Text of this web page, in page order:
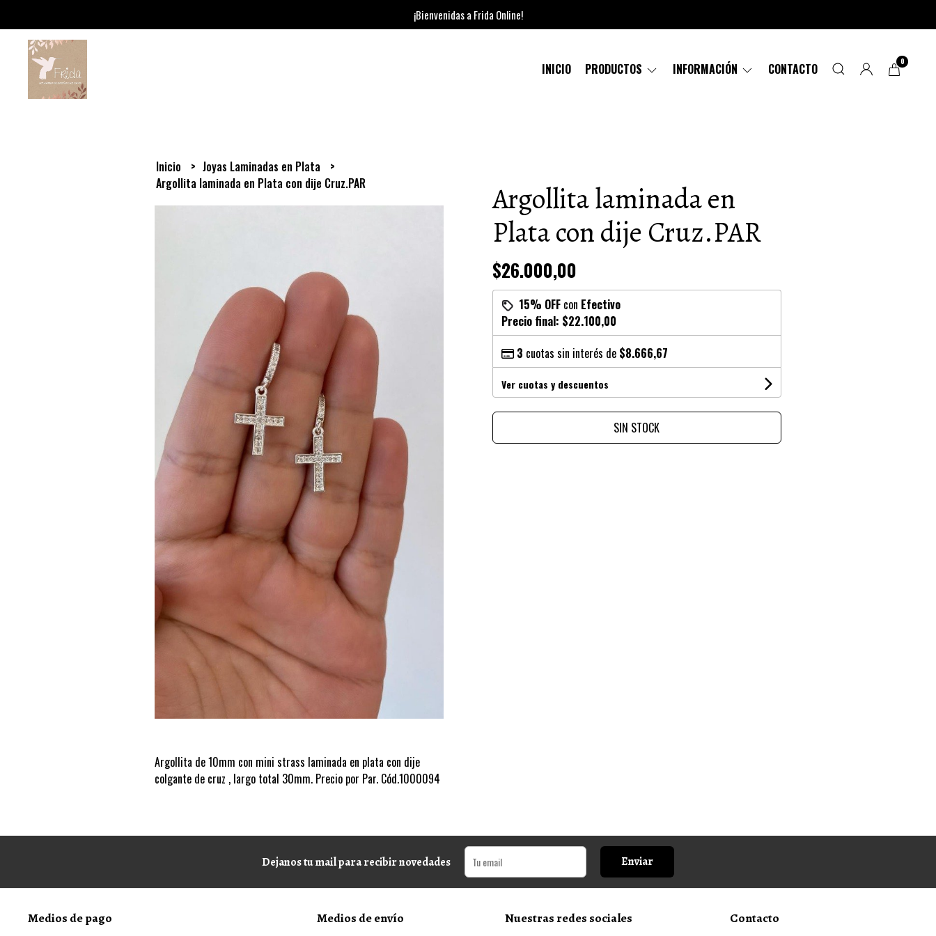
¡Bienvenidas a Frida Online!
INICIO PRODUCTOS INFORMACIÓN CONTACTO 0
Inicio
Joyas Laminadas en Plata
Argollita laminada en Plata con dije Cruz.PAR
Argollita de 10mm con mini strass laminada en plata con dije
colgante de cruz , largo total 30mm. Precio por Par. Cód.1000094
Argollita laminada en
Plata con dije Cruz.PAR
$26.000,00
15% OFFcon Efectivo
Precio final: $22.100,00
3 cuotas sin interés de $8.666,67
Ver cuotas y descuentos
SIN STOCK
Dejanos tu mail para recibir novedades Enviar
Medios de pago Medios de envío Nuestras redes sociales Contacto